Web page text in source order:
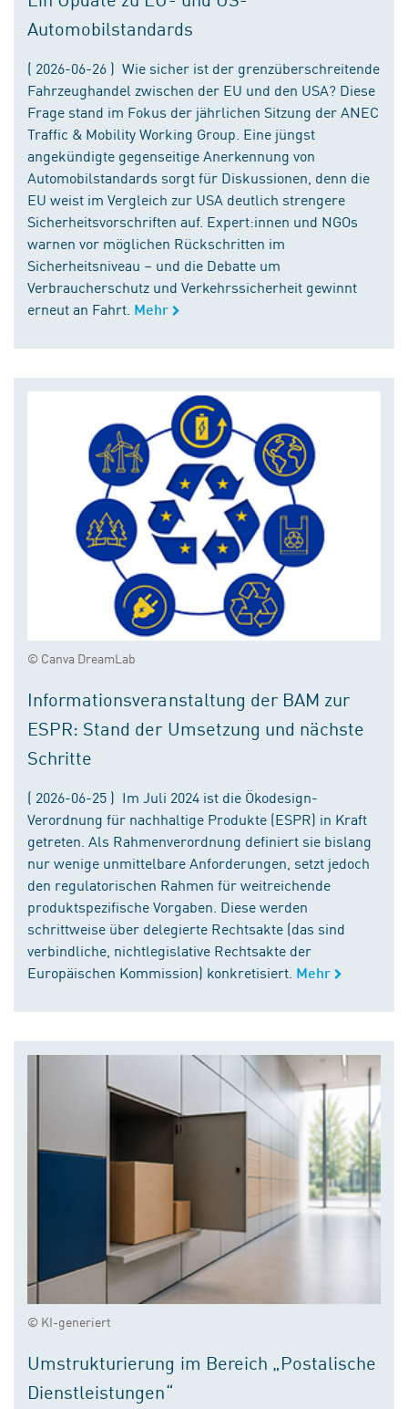
Automobilstandards
( 2026-06-26 ) Wie sicher ist der grenzüberschreitende
Fahrzeughandel zwischen der EU und den USA? Diese
Frage stand im Fokus der jährlichen Sitzung der ANEC
Traffic & Mobility Working Group. Eine jüngst
angekündigte gegenseitige Anerkennung von
Automobilstandards sorgt für Diskussionen, denn die
EU weist im Vergleich zur USA deutlich strengere
Sicherheitsvorschriften auf. Expert:innen und NGOs
warnen vor möglichen Rückschritten im
Sicherheitsniveau – und die Debatte um
Verbraucherschutz und Verkehrssicherheit gewinnt
erneut an Fahrt. Mehr
© Canva DreamLab
Informationsveranstaltung der BAM zur
ESPR: Stand der Umsetzung und nächste
Schritte
( 2026-06-25 ) Im Juli 2024 ist die Ökodesign-
Verordnung für nachhaltige Produkte (ESPR) in Kraft
getreten. Als Rahmenverordnung definiert sie bislang
nur wenige unmittelbare Anforderungen, setzt jedoch
den regulatorischen Rahmen für weitreichende
produktspezifische Vorgaben. Diese werden
schrittweise über delegierte Rechtsakte (das sind
verbindliche, nichtlegislative Rechtsakte der
Europäischen Kommission) konkretisiert. Mehr
© KI-generiert
Umstrukturierung im Bereich „Postalische
Dienstleistungen“